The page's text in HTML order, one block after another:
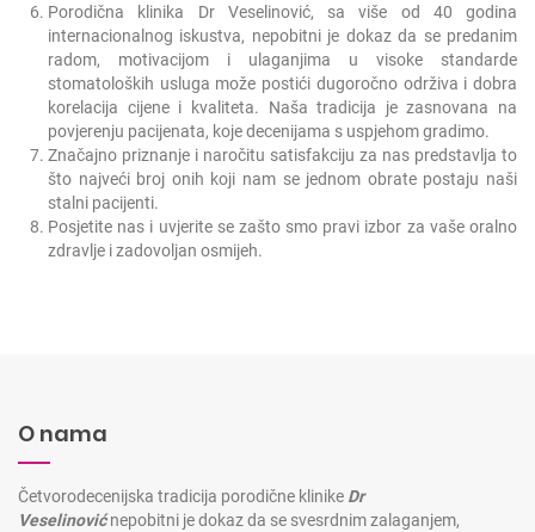
Porodična klinika Dr Veselinović, sa više od 40 godina
internacionalnog iskustva, nepobitni je dokaz da se predanim
radom, motivacijom i ulaganjima u visoke standarde
stomatoloških usluga može postići dugoročno održiva i dobra
korelacija cijene i kvaliteta. Naša tradicija je zasnovana na
povjerenju pacijenata, koje decenijama s uspjehom gradimo.
Značajno priznanje i naročitu satisfakciju za nas predstavlja to
što najveći broj onih koji nam se jednom obrate postaju naši
stalni pacijenti.
Posjetite nas i uvjerite se zašto smo pravi izbor za vaše oralno
zdravlje i zadovoljan osmijeh.
O nama
Četvorodecenijska tradicija porodične klinike Dr
Veselinovićnepobitni je dokaz da se svesrdnim zalaganjem,